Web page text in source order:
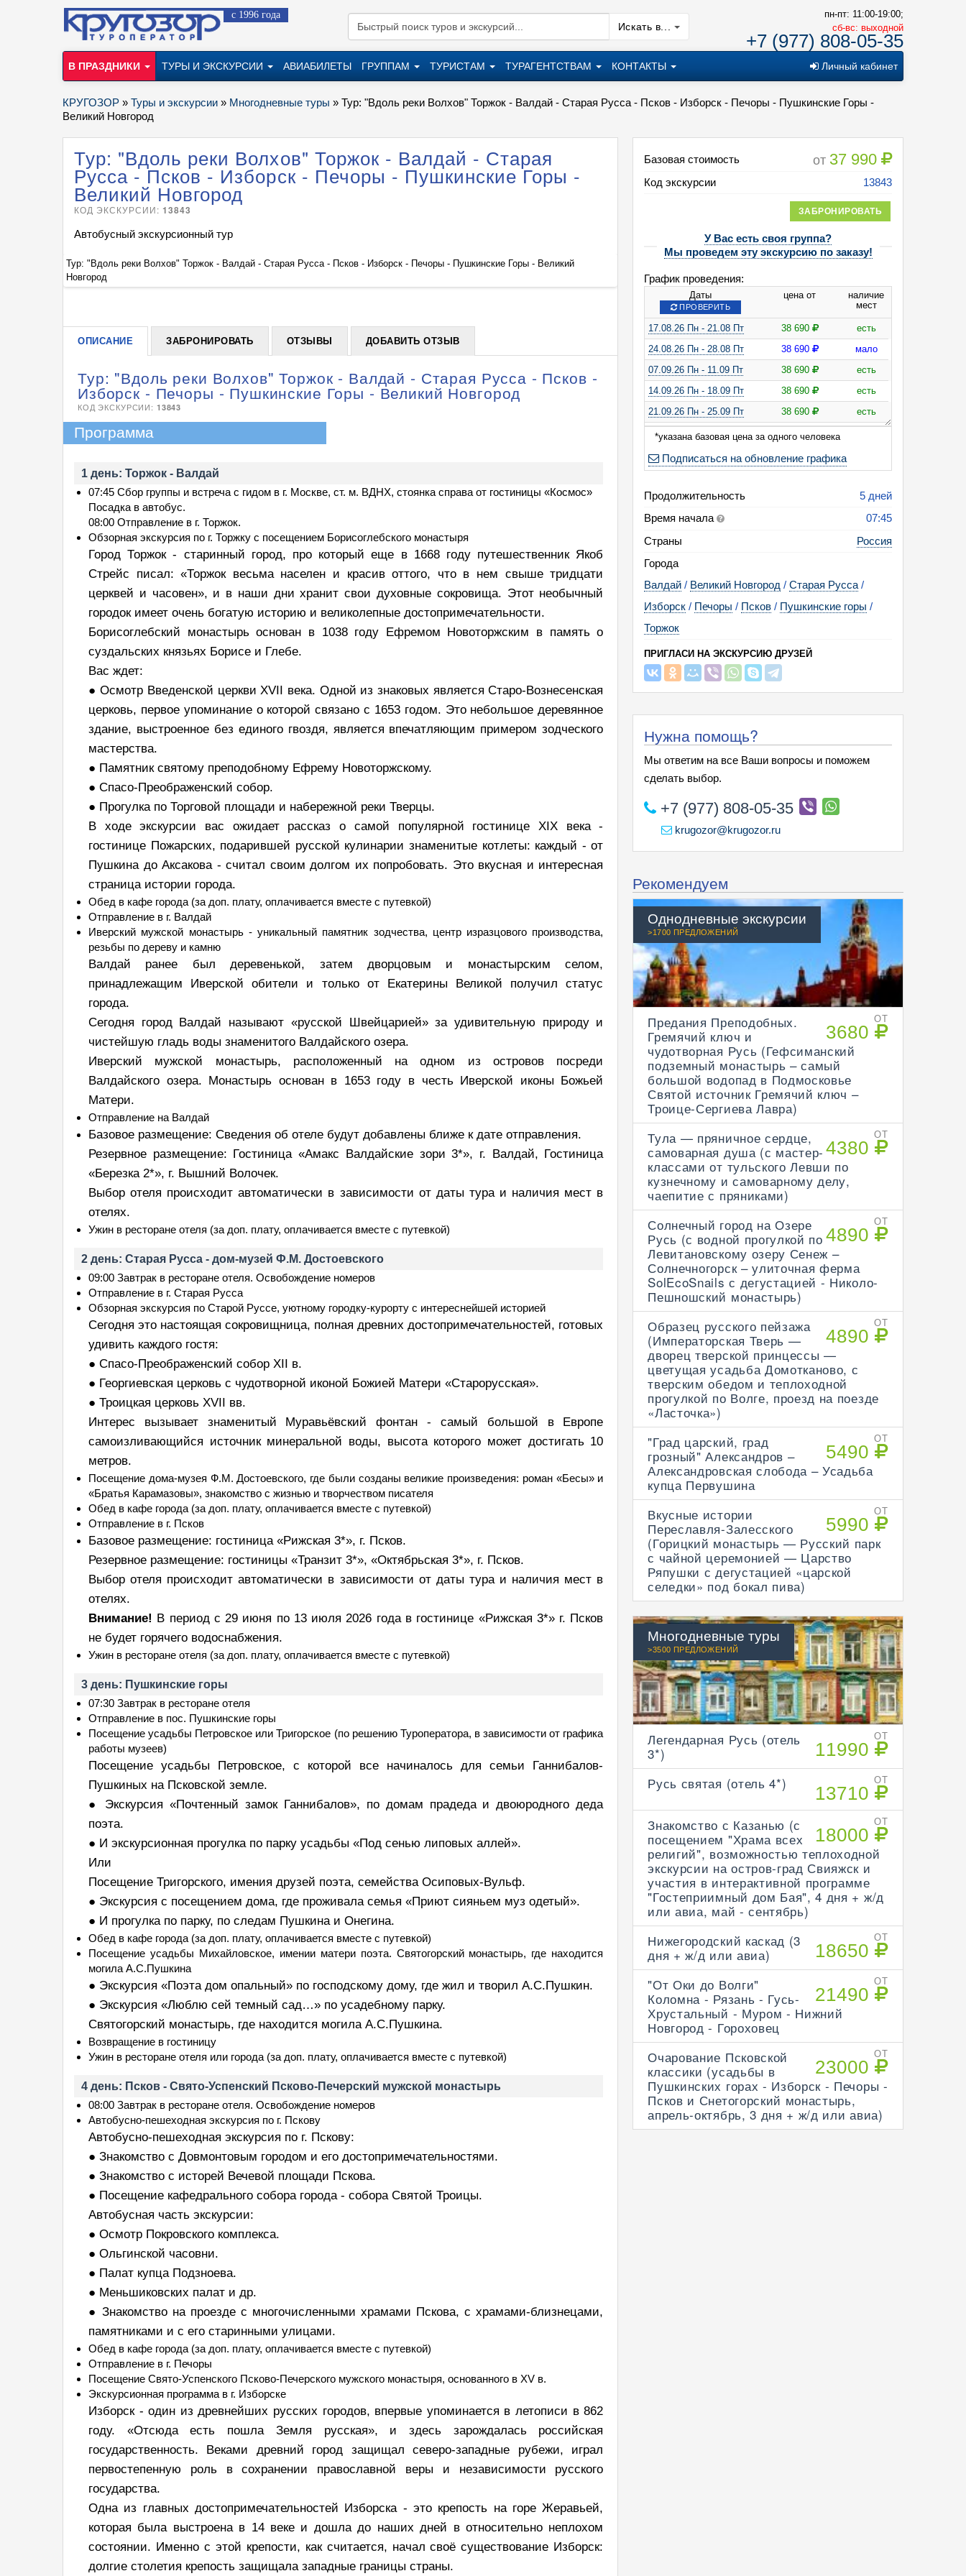
с 1996 года
Искать в...
пн-пт: 11:00-19:00;
cб-вс: выходной
+7 (977) 808-05-35
В ПРАЗДНИКИ ТУРЫ И ЭКСКУРСИИ АВИАБИЛЕТЫ ГРУППАМ ТУРИСТАМ ТУРАГЕНТСТВАМ КОНТАКТЫ Личный кабинет
КРУГОЗОР » Туры и экскурсии » Многодневные туры » Тур: "Вдоль реки Волхов" Торжок - Валдай - Старая Русса - Псков - Изборск - Печоры - Пушкинские Горы -
Великий Новгород
Базовая стоимость от 37 990
Код экскурсии 13843
ЗАБРОНИРОВАТЬ
У Вас есть своя группа?
Мы проведем эту экскурсию по заказу!
График проведения:
Даты
ПРОВЕРИТЬ
цена от
наличие
мест
17.08.26 Пн - 21.08 Пт 38 690
есть
24.08.26 Пн - 28.08 Пт
38 690
мало
07.09.26 Пн - 11.09 Пт
38 690
есть
14.09.26 Пн - 18.09 Пт
38 690
есть
21.09.26 Пн - 25.09 Пт
38 690
есть
28.09.26 Пн - 02.10 Пт
38 690
12.10.26 Пн - 16.10 Пт
26.10.26 Пн - 30.10 Пт
37 990 есть
*указана базовая цена за одного человека
Подписаться на обновление графика
Продолжительность
5 дней
Время начала
07:45
Страны
Россия
Города
Валдай / Великий Новгород /Старая Русса /
Изборск / Печоры / Псков / Пушкинские горы /
Торжок
ПРИГЛАСИ НА ЭКСКУРСИЮ ДРУЗЕЙ
Тур: "Вдоль реки Волхов" Торжок - Валдай - Старая
Русса - Псков - Изборск - Печоры - Пушкинские Горы -
Великий Новгород
КОД ЭКСКУРСИИ: 13843
Автобусный экскурсионный тур
+
Тур: "Вдоль реки Волхов" Торжок - Валдай - Старая Русса - Псков - Изборск - Печоры - Пушкинские Горы - Великий
Новгород
Новгород
ОПИСАНИЕ ЗАБРОНИРОВАТЬ ОТЗЫВЫ ДОБАВИТЬ ОТЗЫВ
Тур: "Вдоль реки Волхов" Торжок - Валдай - Старая Русса - Псков -
Изборск - Печоры - Пушкинские Горы - Великий Новгород
КОД ЭКСКУРСИИ: 13843
Программа
1 день: Торжок - Валдай
07:45 Сбор группы и встреча с гидом в г. Москве, ст. м. ВДНХ, стоянка справа от гостиницы «Космос»
Посадка в автобус.
08:00 Отправление в г. Торжок.
Обзорная экскурсия по г. Торжку с посещением Борисоглебского монастыря
Город Торжок - старинный город, про который еще в 1668 году путешественник Якоб
Стрейс писал: «Торжок весьма населен и красив оттого, что в нем свыше тридцати
церквей и часовен», и в наши дни хранит свои духовные сокровища. Этот необычный
городок имеет очень богатую историю и великолепные достопримечательности.
Борисоглебский монастырь основан в 1038 году Ефремом Новоторжским в память о
суздальских князьях Борисе и Глебе.
Вас ждет:
● Осмотр Введенской церкви XVII века. Одной из знаковых является Старо-Вознесенская
церковь, первое упоминание о которой связано с 1653 годом. Это небольшое деревянное
здание, выстроенное без единого гвоздя, является впечатляющим примером зодческого
мастерства.
● Памятник святому преподобному Ефрему Новоторжскому.
● Спасо-Преображенский собор.
● Прогулка по Торговой площади и набережной реки Тверцы.
В ходе экскурсии вас ожидает рассказ о самой популярной гостинице XIX века -
гостинице Пожарских, подарившей русской кулинарии знаменитые котлеты: каждый - от
Пушкина до Аксакова - считал своим долгом их попробовать. Это вкусная и интересная
страница истории города.
Обед в кафе города (за доп. плату, оплачивается вместе с путевкой)
Отправление в г. Валдай
Иверский мужской монастырь - уникальный памятник зодчества, центр изразцового производства,
резьбы по дереву и камню
Валдай ранее был деревенькой, затем дворцовым и монастырским селом,
принадлежащим Иверской обители и только от Екатерины Великой получил статус
города.
Сегодня город Валдай называют «русской Швейцарией» за удивительную природу и
чистейшую гладь воды знаменитого Валдайского озера.
Иверский мужской монастырь, расположенный на одном из островов посреди
Валдайского озера. Монастырь основан в 1653 году в честь Иверской иконы Божьей
Матери.
Отправление на Валдай
Базовое размещение: Сведения об отеле будут добавлены ближе к дате отправления.
Резервное размещение: Гостиница «Амакс Валдайские зори 3*», г. Валдай, Гостиница
«Березка 2*», г. Вышний Волочек.
Выбор отеля происходит автоматически в зависимости от даты тура и наличия мест в
отелях.
Ужин в ресторане отеля (за доп. плату, оплачивается вместе с путевкой)
2 день: Старая Русса - дом-музей Ф.М. Достоевского
09:00 Завтрак в ресторане отеля. Освобождение номеров
Отправление в г. Старая Русса
Обзорная экскурсия по Старой Руссе, уютному городку-курорту с интереснейшей историей
Сегодня это настоящая сокровищница, полная древних достопримечательностей, готовых
удивить каждого гостя:
● Спасо-Преображенский собор XII в.
● Георгиевская церковь с чудотворной иконой Божией Матери «Старорусская».
● Троицкая церковь XVII вв.
Интерес вызывает знаменитый Муравьёвский фонтан - самый большой в Европе
самоизливающийся источник минеральной воды, высота которого может достигать 10
метров.
Посещение дома-музея Ф.М. Достоевского, где были созданы великие произведения: роман «Бесы» и
«Братья Карамазовы», знакомство с жизнью и творчеством писателя
Обед в кафе города (за доп. плату, оплачивается вместе с путевкой)
Отправление в г. Псков
Базовое размещение: гостиница «Рижская 3*», г. Псков.
Резервное размещение: гостиницы «Транзит 3*», «Октябрьская 3*», г. Псков.
Выбор отеля происходит автоматически в зависимости от даты тура и наличия мест в
отелях.
Внимание! В период с 29 июня по 13 июля 2026 года в гостинице «Рижская 3*» г. Псков
не будет горячего водоснабжения.
Ужин в ресторане отеля (за доп. плату, оплачивается вместе с путевкой)
3 день: Пушкинские горы
07:30 Завтрак в ресторане отеля
Отправление в пос. Пушкинские горы
Посещение усадьбы Петровское или Тригорское (по решению Туроператора, в зависимости от графика
работы музеев)
Посещение усадьбы Петровское, с которой все начиналось для семьи Ганнибалов-
Пушкиных на Псковской земле.
● Экскурсия «Почтенный замок Ганнибалов», по домам прадеда и двоюродного деда
поэта.
● И экскурсионная прогулка по парку усадьбы «Под сенью липовых аллей».
Или
Посещение Тригорского, имения друзей поэта, семейства Осиповых-Вульф.
● Экскурсия с посещением дома, где проживала семья «Приют сияньем муз одетый».
● И прогулка по парку, по следам Пушкина и Онегина.
Обед в кафе города (за доп. плату, оплачивается вместе с путевкой)
Посещение усадьбы Михайловское, имении матери поэта. Святогорский монастырь, где находится
могила А.С.Пушкина
● Экскурсия «Поэта дом опальный» по господскому дому, где жил и творил А.С.Пушкин.
● Экскурсия «Люблю сей темный сад…» по усадебному парку.
Святогорский монастырь, где находится могила А.С.Пушкина.
Возвращение в гостиницу
Ужин в ресторане отеля или города (за доп. плату, оплачивается вместе с путевкой)
4 день: Псков - Свято-Успенский Псково-Печерский мужской монастырь
08:00 Завтрак в ресторане отеля. Освобождение номеров
Автобусно-пешеходная экскурсия по г. Пскову
Автобусно-пешеходная экскурсия по г. Пскову:
● Знакомство с Довмонтовым городом и его достопримечательностями.
● Знакомство с исторей Вечевой площади Пскова.
● Посещение кафедрального собора города - собора Святой Троицы.
Автобусная часть экскурсии:
● Осмотр Покровского комплекса.
● Ольгинской часовни.
● Палат купца Подзноева.
● Меньшиковских палат и др.
● Знакомство на проезде с многочисленными храмами Пскова, с храмами-близнецами,
памятниками и с его старинными улицами.
Обед в кафе города (за доп. плату, оплачивается вместе с путевкой)
Отправление в г. Печоры
Посещение Свято-Успенского Псково-Печерского мужского монастыря, основанного в XV в.
Экскурсионная программа в г. Изборске
Изборск - один из древнейших русских городов, впервые упоминается в летописи в 862
году. «Отсюда есть пошла Земля русская», и здесь зарождалась российская
государственность. Веками древний город защищал северо-западные рубежи, играл
первостепенную роль в сохранении православной веры и независимости русского
государства.
Одна из главных достопримечательностей Изборска - это крепость на горе Жеравьей,
которая была выстроена в 14 веке и дошла до наших дней в относительно неплохом
состоянии. Именно с этой крепости, как считается, начал своё существование Изборск:
долгие столетия крепость защищала западные границы страны.
Нужна помощь?
Мы ответим на все Ваши вопросы и поможем
сделать выбор.
+7 (977) 808-05-35
krugozor@krugozor.ru
Рекомендуем
Однодневные экскурсии
>1700 ПРЕДЛОЖЕНИЙ
ОТ
3680
Предания Преподобных.
Гремячий ключ и
чудотворная Русь (Гефсиманский
подземный монастырь – самый
большой водопад в Подмосковье
Святой источник Гремячий ключ –
Троице-Сергиева Лавра)
ОТ
4380
Тула — пряничное сердце,
самоварная душа (с мастер-
классами от тульского Левши по
кузнечному и самоварному делу,
чаепитие с пряниками)
ОТ
4890
Солнечный город на Озере
Русь (с водной прогулкой по
Левитановскому озеру Сенеж –
Солнечногорск – улиточная ферма
SolEcoSnails с дегустацией - Николо-
Пешношский монастырь)
ОТ
4890
Образец русского пейзажа
(Императорская Тверь —
дворец тверской принцессы —
цветущая усадьба Домотканово, с
тверским обедом и теплоходной
прогулкой по Волге, проезд на поезде
«Ласточка»)
ОТ
5490
"Град царский, град
грозный" Александров –
Александровская слобода – Усадьба
купца Первушина
ОТ
5990
Вкусные истории
Переславля-Залесского
(Горицкий монастырь — Русский парк
с чайной церемонией — Царство
Ряпушки с дегустацией «царской
селедки» под бокал пива)
Многодневные туры
>3500 ПРЕДЛОЖЕНИЙ
ОТ
11990
Легендарная Русь (отель
3*)
ОТ
13710
Русь святая (отель 4*)
ОТ
18000
Знакомство с Казанью (с
посещением "Храма всех
религий", возможностью теплоходной
экскурсии на остров-град Свияжск и
участия в интерактивной программе
"Гостеприимный дом Бая", 4 дня + ж/д
или авиа, май - сентябрь)
ОТ
18650
Нижегородский каскад (3
дня + ж/д или авиа)
ОТ
21490
"От Оки до Волги"
Коломна - Рязань - Гусь-
Хрустальный - Муром - Нижний
Новгород - Гороховец
ОТ
23000
Очарование Псковской
классики (усадьбы в
Пушкинских горах - Изборск - Печоры -
Псков и Снетогорский монастырь,
апрель-октябрь, 3 дня + ж/д или авиа)